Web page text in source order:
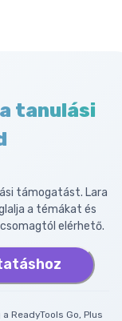
tanulási
támogatást. Lara
a témákat és
elérhető.
ReadyTools Go, Plus